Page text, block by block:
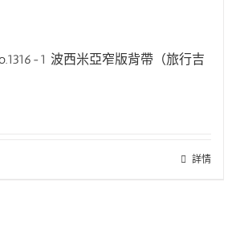
1 波西米亞窄版背帶（旅行吉
詳情